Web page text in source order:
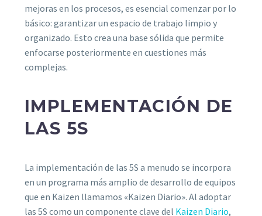
mejoras en los procesos, es esencial comenzar por lo
básico: garantizar un espacio de trabajo limpio y
organizado. Esto crea una base sólida que permite
enfocarse posteriormente en cuestiones más
complejas.
IMPLEMENTACIÓN DE
LAS 5S
La implementación de las 5S a menudo se incorpora
en un programa más amplio de desarrollo de equipos
que en Kaizen llamamos «Kaizen Diario». Al adoptar
las 5S como un componente clave del Kaizen Diario,